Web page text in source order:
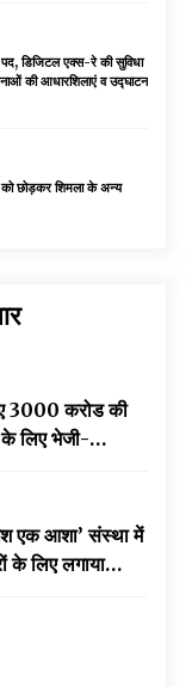
डिजिटल एक्स-रे की सुविधा
की आधारशिलाएं व उद्घाटन
छोड़कर शिमला के अन्य
3000 करोड की
लिए भेजी-
एक आशा’ संस्था में
के लिए लगाया